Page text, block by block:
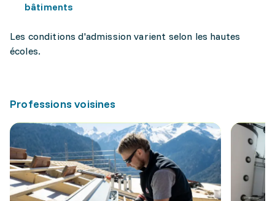
bâtiments
Les conditions d'admission varient selon les hautes
écoles.
Professions voisines